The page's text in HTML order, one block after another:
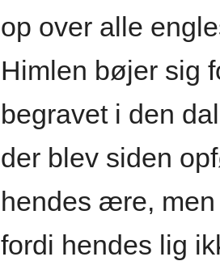
op over alle
Himlen bøjer sig
begravet i den
der blev siden
hendes ære,
fordi hendes lig